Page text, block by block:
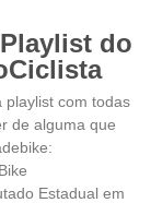
do
playlist com todas
de alguma que
Estadual em